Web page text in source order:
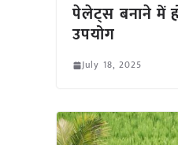
पेलेट्स बनाने में
उपयोग
July 18, 2025